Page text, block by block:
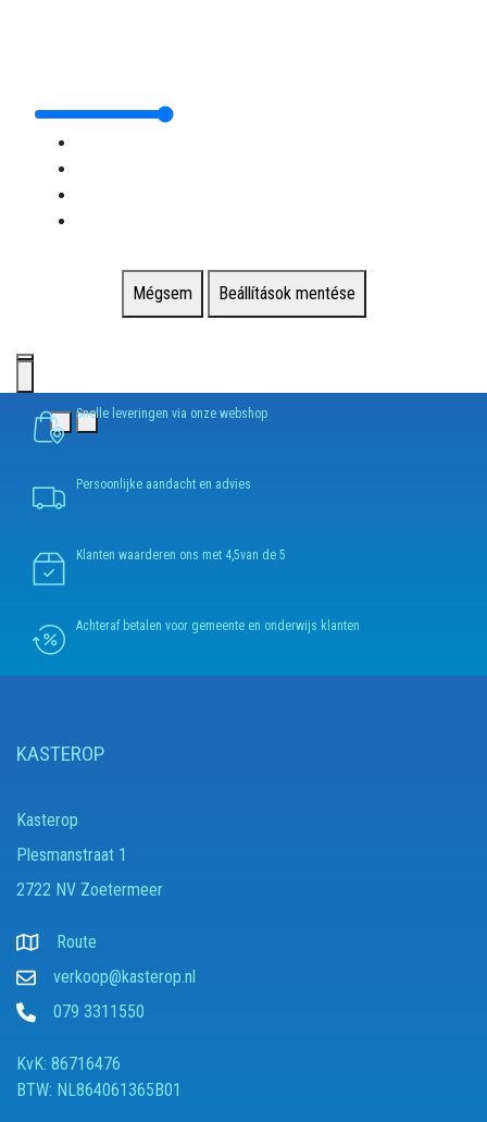
Mégsem Beállítások mentése
Snelle leveringen via onze webshop
Persoonlijke aandacht en advies
Klanten waarderen ons met 4,5van de 5
Achteraf betalen voor gemeente en onderwijs klanten
KASTEROP
Kasterop
Plesmanstraat 1
2722 NV Zoetermeer
Route
verkoop@kasterop.nl
079 3311550
KvK: 86716476
BTW: NL864061365B01